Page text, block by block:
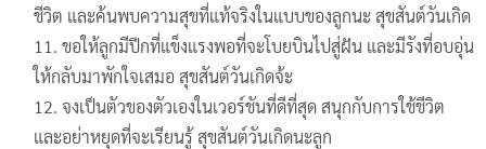
ชีวิต และค้นพบความสุขที่แท้จริงในแบบของลูกนะ สุขสันต์วันเกิด
ขอให้ลูกมีปีกที่แข็งแรงพอที่จะโบยบินไปสู่ฝัน และมีรังที่อบอุ่น
ให้กลับมาพักใจเสมอ สุขสันต์วันเกิดจ้ะ
จงเป็นตัวของตัวเองในเวอร์ชันที่ดีที่สุด สนุกกับการใช้ชีวิต
และอย่าหยุดที่จะเรียนรู้ สุขสันต์วันเกิดนะลูก